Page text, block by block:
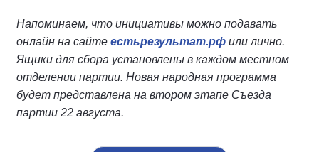
Напоминаем, что инициативы можно подавать
онлайн на сайте естьрезультат.рф или лично.
Ящики для сбора установлены в каждом местном
отделении партии. Новая народная программа
будет представлена на втором этапе Съезда
партии 22 августа.